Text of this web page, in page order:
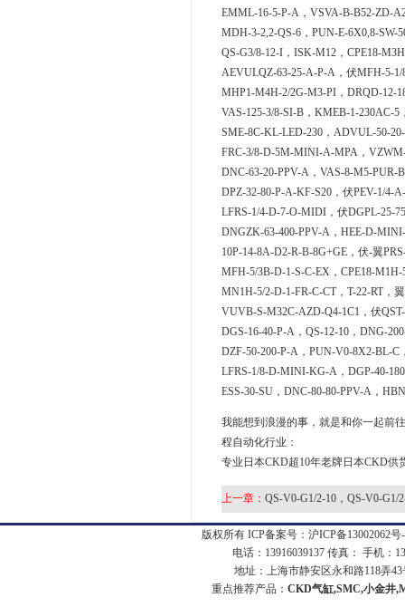
EMML-16-5-P-A，VSVA-B-B52-ZD-
MDH-3-2,2-QS-6，PUN-E-6X0,8-SW-
QS-G3/8-12-I，ISK-M12，CPE18-
AEVULQZ-63-25-A-P-A，伏MFH-5-
MHP1-M4H-2/2G-M3-PI，DRQD-12-
VAS-125-3/8-SI-B，KMEB-1-230AC-
SME-8C-KL-LED-230，ADVUL-50-
FRC-3/8-D-5M-MINI-A-MPA，
DNC-63-20-PPV-A，VAS-8-M5-PUR-
DPZ-32-80-P-A-KF-S20，伏PEV-1/4-
LFRS-1/4-D-7-O-MIDI，伏DGPL-25-
DNGZK-63-400-PPV-A，HEE-D-
10P-14-8A-D2-R-B-8G+GE，伏-翼
MFH-5/3B-D-1-S-C-EX，CPE18-
MN1H-5/2-D-1-FR-C-CT，T-22-RT，
VUVB-S-M32C-AZD-Q4-1C1，伏
DGS-16-40-P-A，QS-12-10，DNG-
DZF-50-200-P-A，PUN-V0-8X2-BL-C
LFRS-1/8-D-MINI-KG-A，DGP-40-
ESS-30-SU，DNC-80-80-PPV-A，
我能想到浪漫的事，就是和你一起前
程自动化行业：
专业日本CKD超10年老牌日本CKD供
上一章： QS-V0-G1/2-10，QS-V0-G1/
版权所有 ICP备案号： 沪ICP备13002062号
电话：13916039137 传真： 手机：
地址：上海市静安区永和路118弄43
重点推荐产品： CKD气缸,SMC,小金井